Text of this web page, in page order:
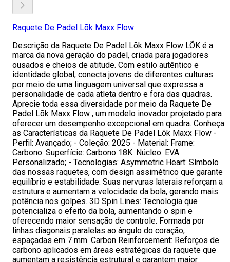
Raquete De Padel Lõk Maxx Flow
Descrição da Raquete De Padel Lõk Maxx Flow LÕK é a
marca da nova geração do padel, criada para jogadores
ousados e cheios de atitude. Com estilo autêntico e
identidade global, conecta jovens de diferentes culturas
por meio de uma linguagem universal que expressa a
personalidade de cada atleta dentro e fora das quadras.
Aprecie toda essa diversidade por meio da Raquete De
Padel Lõk Maxx Flow , um modelo inovador projetado para
oferecer um desempenho excepcional em quadra. Conheça
as Características da Raquete De Padel Lõk Maxx Flow -
Perfil: Avançado; - Coleção: 2025 - Material: Frame:
Carbono. Superfície: Carbono 18K. Núcleo: EVA
Personalizado; - Tecnologias: Asymmetric Heart: Símbolo
das nossas raquetes, com design assimétrico que garante
equilíbrio e estabilidade. Suas nervuras laterais reforçam a
estrutura e aumentam a velocidade da bola, gerando mais
potência nos golpes. 3D Spin Lines: Tecnologia que
potencializa o efeito da bola, aumentando o spin e
oferecendo maior sensação de controle. Formada por
linhas diagonais paralelas ao ângulo do coração,
espaçadas em 7 mm. Carbon Reinforcement: Reforços de
carbono aplicados em áreas estratégicas da raquete que
aumentam a resistência estrutural e garantem maior